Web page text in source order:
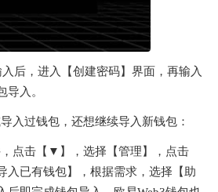
后，进入【创建密码】界面，再输入
导入。
入过钱包，还想继续导入新钱包：
点击【 ▼ 】，选择【管理 】，点击
入已有钱包】，根据需求，选择【 助